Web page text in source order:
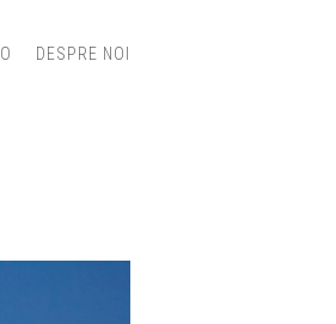
DESPRE NOI